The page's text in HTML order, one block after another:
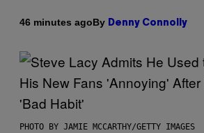
46 minutes agoBy Denny Connolly
PHOTO BY JAMIE MCCARTHY/GETTY IMAGES